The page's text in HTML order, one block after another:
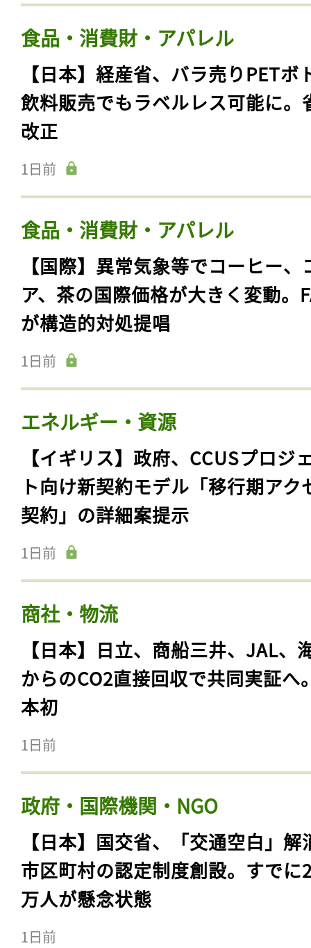
食品・消費財・アパレル
【日本】経産省、バラ売りPETボ
飲料販売でもラベルレス可能に。
改正
1日前
食品・消費財・アパレル
【国際】異常気象等でコーヒー、
ア、茶の国際価格が大きく変動。
が構造的対処提唱
1日前
エネルギー・資源
【イギリス】政府、CCUSプロジ
ト向け新契約モデル「移行期アク
契約」の詳細案提示
1日前
商社・物流
【日本】日立、商船三井、JAL、
からのCO2直接回収で共同実証へ
本初
1日前
政府・国際機関・NGO
【日本】国交省、「交通空白」解
市区町村の認定制度創設。すでに
万人が懸念状態
1日前